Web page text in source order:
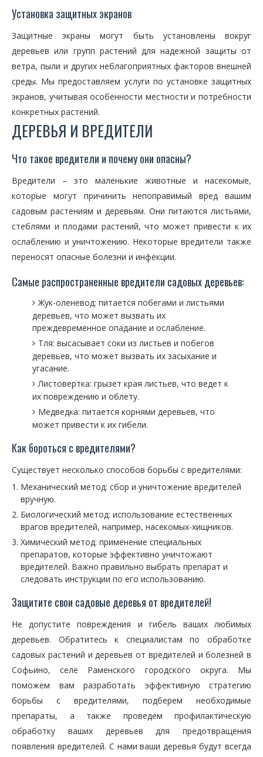
Установка защитных экранов
Защитные экраны могут быть установлены вокруг
деревьев или групп растений для надежной защиты от
ветра, пыли и других неблагоприятных факторов внешней
среды. Мы предоставляем услуги по установке защитных
экранов, учитывая особенности местности и потребности
конкретных растений.
ДЕРЕВЬЯ И ВРЕДИТЕЛИ
Что такое вредители и почему они опасны?
Вредители – это маленькие животные и насекомые,
которые могут причинить непоправимый вред вашим
садовым растениям и деревьям. Они питаются листьями,
стеблями и плодами растений, что может привести к их
ослаблению и уничтожению. Некоторые вредители также
переносят опасные болезни и инфекции.
Самые распространенные вредители садовых деревьев:
Жук-оленевод: питается побегами и листьями
деревьев, что может вызвать их
преждевременное опадание и ослабление.
Тля: высасывает соки из листьев и побегов
деревьев, что может вызвать их засыхание и
угасание.
Листовертка: грызет края листьев, что ведет к
их повреждению и облету.
Медведка: питается корнями деревьев, что
может привести к их гибели.
Как бороться с вредителями?
Существует несколько способов борьбы с вредителями:
Механический метод: сбор и уничтожение вредителей
вручную.
Биологический метод: использование естественных
врагов вредителей, например, насекомых-хищников.
Химический метод: применение специальных
препаратов, которые эффективно уничтожают
вредителей. Важно правильно выбрать препарат и
следовать инструкции по его использованию.
Защитите свои садовые деревья от вредителей!
Не допустите повреждения и гибель ваших любимых
деревьев. Обратитесь к специалистам по обработке
садовых растений и деревьев от вредителей и болезней в
Софьино, селе Раменского городского округа. Мы
поможем вам разработать эффективную стратегию
борьбы с вредителями, подберем необходимые
препараты, а также проведем профилактическую
обработку ваших деревьев для предотвращения
появления вредителей. С нами ваши деревья будут всегда